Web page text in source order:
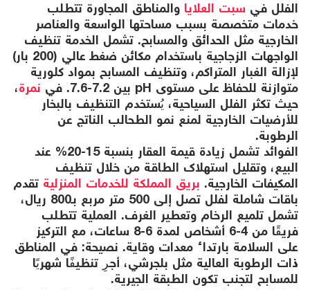
الفلل في سبت العلايا والمناطق المجاورة تتطلب
خدمات متخصصة بسبب مساحتها الواسعة والعناصر
الخارجية مثل الحدائق والمسابح. تشمل الخدمة تنظيف
الواجهات الزجاجية باستخدام مكائن ضغط عالي (200 بار)
لإزالة الغبار المتراكم، وتنظيف المسابح بمواد كلورية
متوازنة للحفاظ على مستوى pH بين 7.2-7.6. في
نمرة،
حيث تكثر الفلل السياحية، يُستخدم التنظيف بالبخار
للأرضيات الخارجية لمنع نمو الطحالب الناتج عن
الرطوبة.
الفوائد تشمل زيادة قيمة العقار بنسبة 15-20% عند
البيع، وتقليل استهلاك الطاقة من خلال تنظيف
المكيفات الخارجية. بريق المملكة للخدمات المنزلية تقدم
باقات شاملة لفلل تصل إلى 500 متر مربع بـ800 ريال،
تشمل تلميع الرخام وتعطير الغرف. العملية تتطلب
فريقًا من 4-6 أشخاص لمدة 6-8 ساعات، مع التركيز
على السلامة بارتداء معدات وقاية. نصيحة: في المناطق
ذات الرطوبة العالية مثل بلجرشي، أجرِ تنظيفًا شهريًا
للمسابح لتجنب تكون الطبقة الجيرية.